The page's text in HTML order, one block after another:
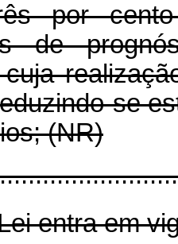
por cento
de
se
(NR)
entra em